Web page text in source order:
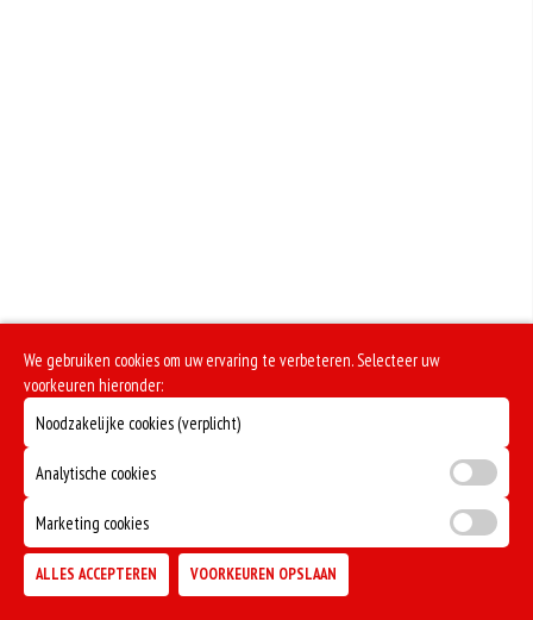
We gebruiken cookies om uw ervaring te verbeteren. Selecteer uw
voorkeuren hieronder:
Noodzakelijke cookies (verplicht)
Analytische cookies
Marketing cookies
ALLES ACCEPTEREN VOORKEUREN OPSLAAN